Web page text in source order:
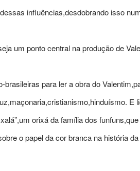
influências,desdobrando isso
um ponto central na produção de
para ler a obra do
E
orixá da família dos
o papel da cor branca na história